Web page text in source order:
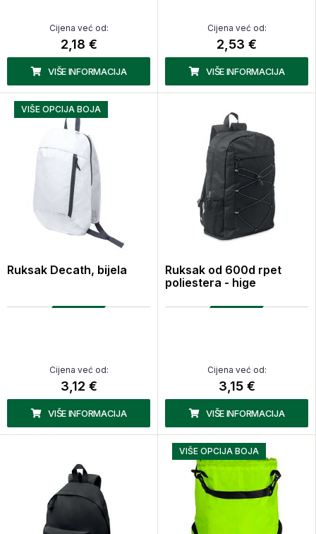
Cijena već od:
2,18 €
VIŠE INFORMACIJA
Cijena već od:
2,53 €
VIŠE INFORMACIJA
VIŠE OPCIJA BOJA
Ruksak Decath, bijela
Cijena već od:
3,12 €
VIŠE INFORMACIJA
Ruksak od 600d rpet
poliestera - hige
Cijena već od:
3,15 €
VIŠE INFORMACIJA
VIŠE OPCIJA BOJA